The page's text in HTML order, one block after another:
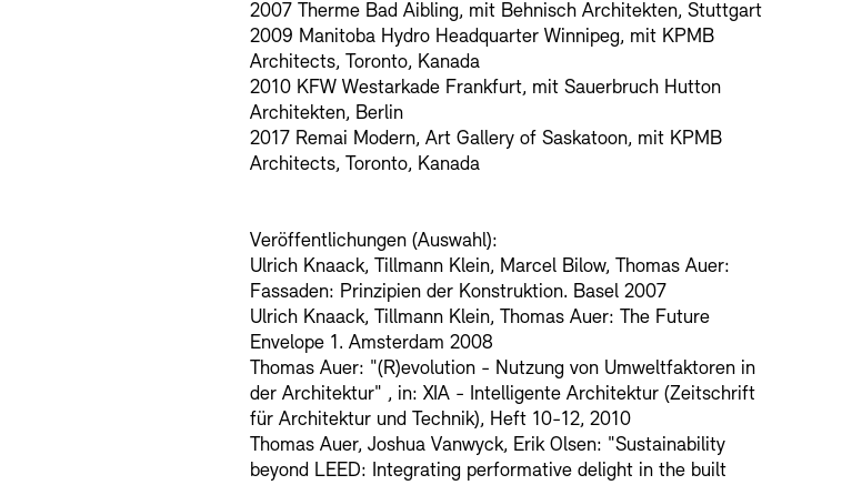
2007 Therme Bad Aibling, mit Behnisch Architekten, Stuttgart
2009 Manitoba Hydro Headquarter Winnipeg, mit KPMB
Architects, Toronto, Kanada
2010 KFW Westarkade Frankfurt, mit Sauerbruch Hutton
Architekten, Berlin
2017 Remai Modern, Art Gallery of Saskatoon, mit KPMB
Architects, Toronto, Kanada
Veröffentlichungen (Auswahl):
Ulrich Knaack, Tillmann Klein, Marcel Bilow, Thomas Auer:
Fassaden: Prinzipien der Konstruktion. Basel 2007
Ulrich Knaack, Tillmann Klein, Thomas Auer: The Future
Envelope 1. Amsterdam 2008
Thomas Auer: "(R)evolution - Nutzung von Umweltfaktoren in
der Architektur" , in: XIA - Intelligente Architektur (Zeitschrift
für Architektur und Technik), Heft 10-12, 2010
Thomas Auer, Joshua Vanwyck, Erik Olsen: "Sustainability
beyond LEED: Integrating performative delight in the built